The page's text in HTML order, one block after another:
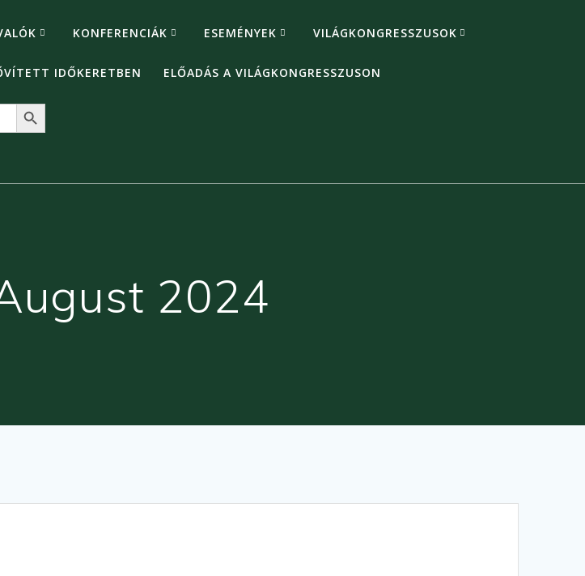
KONFERENCIÁK ESEMÉNYEK VILÁGKONGRESSZUSOK
IDŐKERETBEN ELŐADÁS A VILÁGKONGRESSZUSON
Search Button
2024